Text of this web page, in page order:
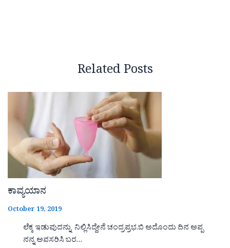
Related Posts
ಕಾವ್ಯಯಾನ
October 19, 2019
ಲೆಕ್ಕ ಇಡುವುದನ್ನು ನಿಲ್ಲಿಸಿದ್ದೇನೆ ಚಂದ್ರಪ್ರಭ.ಬಿ ಅದೊಂದು ದಿನ ಅಪ್ಪ
ನನ್ನ ಅವಸರಿಸಿ ಬರ…